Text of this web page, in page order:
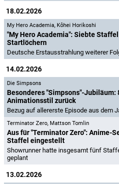
18.02.2026
My Hero Academia, Kôhei Horikoshi
"My Hero Academia": Siebte
Startlöchern
Deutsche Erstausstrahlung weiterer
14.02.2026
Die Simpsons
Besonderes "Simpsons"-Jubiläum:
Animationsstil zurück
Bezug auf allererste Episode aus dem
Terminator Zero, Mattson Tomlin
Aus für "Terminator Zero": Anime-
Staffel eingestellt
Showrunner hatte insgesamt fünf
geplant
13.02.2026